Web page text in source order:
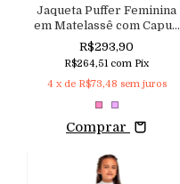
Jaqueta Puffer Feminina
em Matelassê com Capuz
Macutiě
R$293,90
R$264,51 com Pix
4 x de R$73,48 sem juros
Comprar